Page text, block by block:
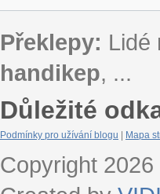
Překlepy: Lidé
handikep, ...
Důležité
Podmínky pro užívání blogu Mapa
Copyright 2026